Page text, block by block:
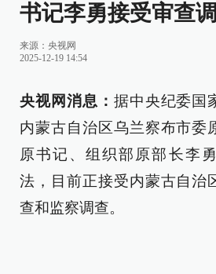
书记李勇接受审查
来源： 央视网
2025-12-19 14:54
央视网消息： 据中央纪委国
内蒙古自治区乌兰察布市委
原书记、组织部原部长李
法，目前正接受内蒙古自治
查和监察调查。